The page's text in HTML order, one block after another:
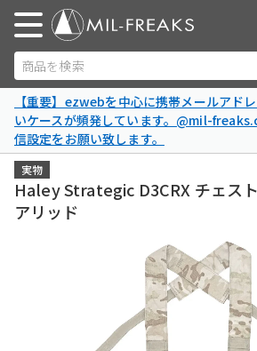
商品を検索
【重要】ezwebを中心に携帯メールアド
いケースが頻発しています。@mil-
信設定をお願い致します。
実物
Haley Strategic D3CRX チェス
アリッド